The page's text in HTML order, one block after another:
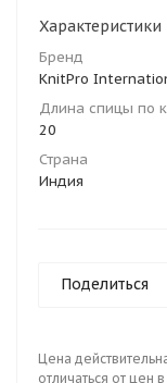
Характеристики
Бренд
KnitPro
Длина спицы по
20
Страна
Индия
Поделиться
Цена
отличаться от цен